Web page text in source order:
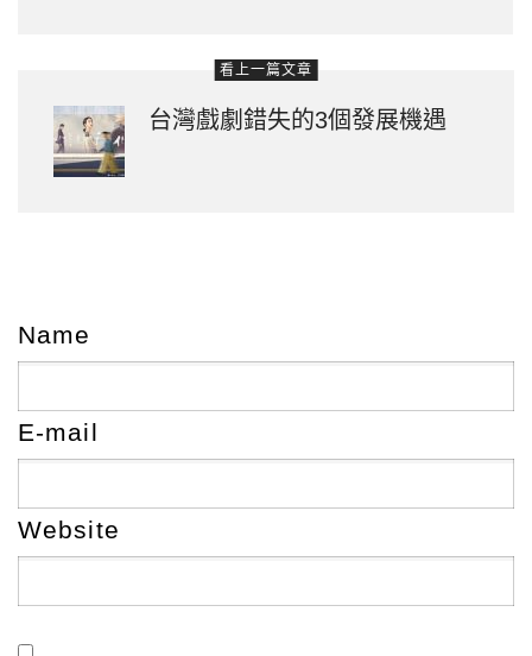
看上一篇文章
台灣戲劇錯失的3個發展機遇
Name
E-mail
Website